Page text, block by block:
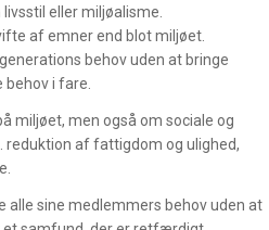
eller miljøalisme.
af emner end blot miljøet.
behov uden at bringe
i fare.
miljøet, men også om sociale og
af fattigdom og ulighed,
sine medlemmers behov uden at